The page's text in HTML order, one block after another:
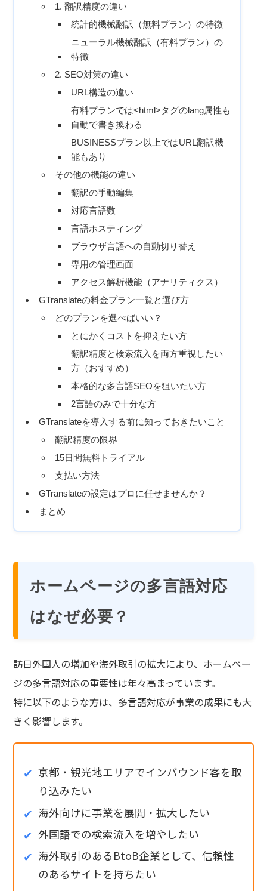
1. 翻訳精度の違い
統計的機械翻訳（無料プラン）の特徴
ニューラル機械翻訳（有料プラン）の
特徴
2. SEO対策の違い
URL構造の違い
有料プランでは<html>タグのlang属性も
自動で書き換わる
BUSINESSプラン以上ではURL翻訳機
能もあり
その他の機能の違い
翻訳の手動編集
対応言語数
言語ホスティング
ブラウザ言語への自動切り替え
専用の管理画面
アクセス解析機能（アナリティクス）
GTranslateの料金プラン一覧と選び方
どのプランを選べばいい？
とにかくコストを抑えたい方
翻訳精度と検索流入を両方重視したい
方（おすすめ）
本格的な多言語SEOを狙いたい方
2言語のみで十分な方
GTranslateを導入する前に知っておきたいこと
翻訳精度の限界
15日間無料トライアル
支払い方法
GTranslateの設定はプロに任せませんか？
まとめ
ホームページの多言語対応
はなぜ必要？
訪日外国人の増加や海外取引の拡大により、ホームペー
ジの多言語対応の重要性は年々高まっています。
特に以下のような方は、多言語対応が事業の成果にも大
きく影響します。
京都・観光地エリアでインバウンド客を取
り込みたい
海外向けに事業を展開・拡大したい
外国語での検索流入を増やしたい
海外取引のあるBtoB企業として、信頼性
のあるサイトを持ちたい